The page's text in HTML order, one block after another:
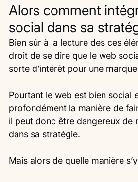
Alors comment
social dans sa
Bien sûr à la lecture des ces
droit de se dire que le web
sorte d’intérêt pour une
Pourtant le web est bien social
profondément la manière de
il peut donc être dangereux de
dans sa stratégie.
Mais alors de quelle manière